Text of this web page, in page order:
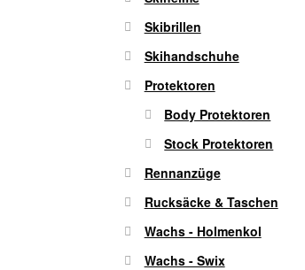
Skibrillen
Skihandschuhe
Protektoren
Body Protektoren
Stock Protektoren
Rennanzüge
Rucksäcke & Taschen
Wachs - Holmenkol
Wachs - Swix